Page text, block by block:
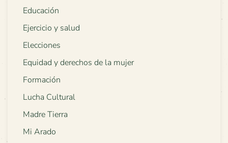
Educación
Ejercicio y salud
Elecciones
Equidad y derechos de la mujer
Formación
Lucha Cultural
Madre Tierra
Mi Arado